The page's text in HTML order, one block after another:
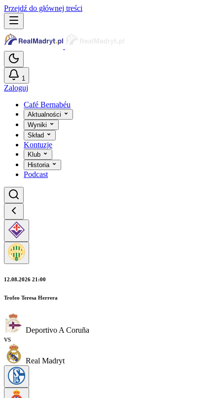
Przejdź do głównej treści
1
Zaloguj
Café Bernabéu
Aktualności
Wyniki
Skład
Kontuzje
Klub
Historia
Podcast
12.08.2026 21:00
Trofeo Teresa Herrera
Deportivo A Coruña
vs
Real Madryt